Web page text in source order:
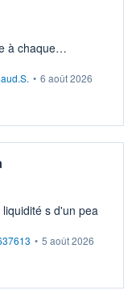
à chaque
retraite.
• 6 août 2026
s d'un pea
• 5 août 2026